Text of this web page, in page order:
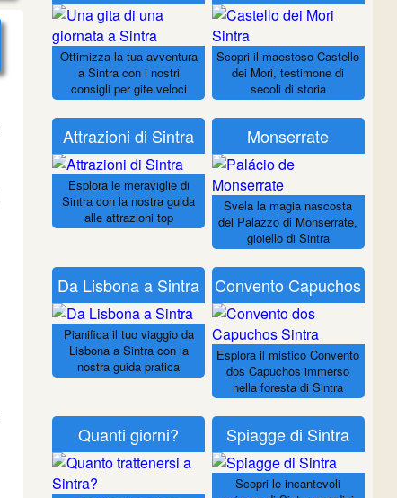
Ottimizza la tua avventura
a Sintra con i nostri
consigli per gite veloci
Scopri il maestoso Castello
dei Mori, testimone di
secoli di storia
Attrazioni di Sintra
Esplora le meraviglie di
Sintra con la nostra guida
alle attrazioni top
Monserrate
Svela la magia nascosta
del Palazzo di Monserrate,
gioiello di Sintra
Da Lisbona a Sintra
Pianifica il tuo viaggio da
Lisbona a Sintra con la
nostra guida pratica
Convento Capuchos
Esplora il mistico Convento
dos Capuchos immerso
nella foresta di Sintra
Quanti giorni? Spiagge di Sintra
Scopri le incantevoli